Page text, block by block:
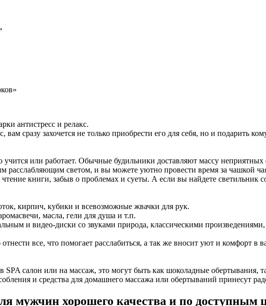
антистресс и релакс.
сразу захочется не только приобрести его для себя, но и подарить
или работает. Обычные будильники доставляют массу
светом, и вы можете уютно провести время за чашкой
книги, забыв о проблемах и суеты. А если вы найдете светильник
кирпич, кубики и всевозможные жвачки для рук.
масла, гели для душа и т.п.
и видео-диски со звуками природа, классическими
все, что помогает расслабиться, а так же вносит уют и комфорт в
салон или на массаж, это могут быть как шоколадные обертывания,
и средства для домашнего массажа или обертываний принесут
мужчин хорошего качества и по доступным